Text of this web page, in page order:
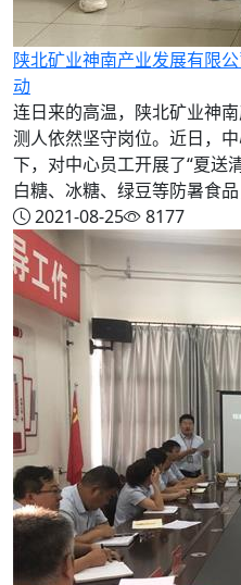
陕北矿业神南产业发展有限
动
连日来的高温，陕北矿业神
测人依然坚守岗位。近日，
下，对中心员工开展了“夏送
白糖、冰糖、绿豆等防暑食
2021-08-25
8177